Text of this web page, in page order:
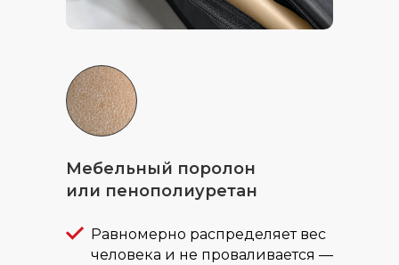
Мебельный поролон
или пенополиуретан
Равномерно распределяет вес
человека и не проваливается —